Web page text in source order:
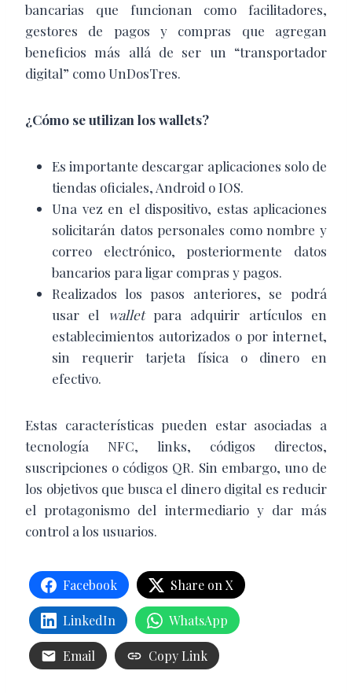
bancarias que funcionan como facilitadores,
gestores de pagos y compras que agregan
beneficios más allá de ser un “transportador
digital” como UnDosTres.
¿Cómo se utilizan los wallets?
Es importante descargar aplicaciones solo de
tiendas oficiales, Android o IOS.
Una vez en el dispositivo, estas aplicaciones
solicitarán datos personales como nombre y
correo electrónico, posteriormente datos
bancarios para ligar compras y pagos.
Realizados los pasos anteriores, se podrá
usar el
walletpara adquirir artículos en
establecimientos autorizados o por internet,
sin requerir tarjeta física o dinero en
efectivo.
Estas características pueden estar asociadas a
tecnología NFC, links, códigos directos,
suscripciones o códigos QR. Sin embargo, uno de
los objetivos que busca el dinero digital es reducir
el protagonismo del intermediario y dar más
control a los usuarios.
Facebook Share on X
LinkedIn WhatsApp
Email Copy Link